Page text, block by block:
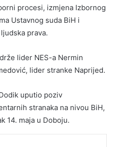
procesi, izmjena Izbornog
Ustavnog suda BiH i
prava.
lider NES-a Nermin
lider stranke Naprijed.
uputio poziv
stranaka na nivou BiH,
14. maja u Doboju.